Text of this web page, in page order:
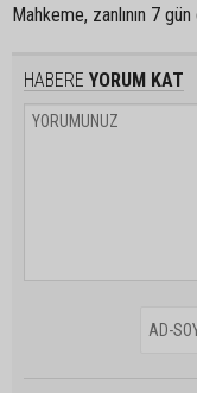
Mahkeme, zanlının 7
HABERE YORUM KAT